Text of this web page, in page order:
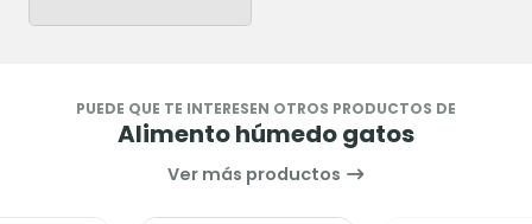
PUEDE QUE TE INTERESEN OTROS PRODUCTOS DE
Alimento húmedo gatos
Ver más productos